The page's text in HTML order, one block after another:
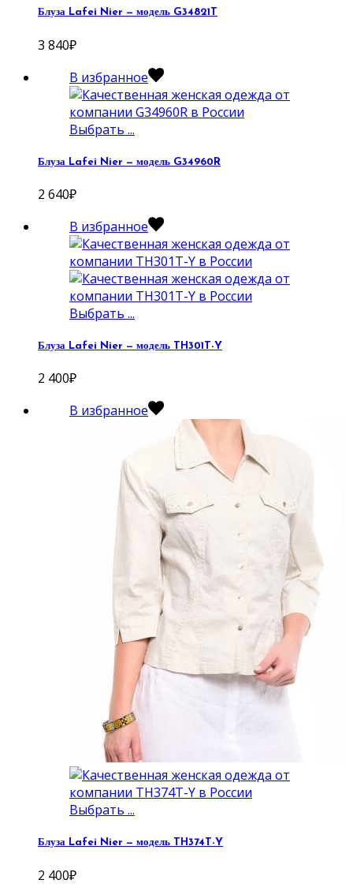
Блуза Lafei Nier — модель G34821T
3 840₽
В избранное
Выбрать ...
Блуза Lafei Nier — модель G34960R
2 640₽
В избранное
Выбрать ...
Блуза Lafei Nier — модель TH301T-Y
2 400₽
В избранное
Выбрать ...
Блуза Lafei Nier — модель TH374T-Y
2 400₽